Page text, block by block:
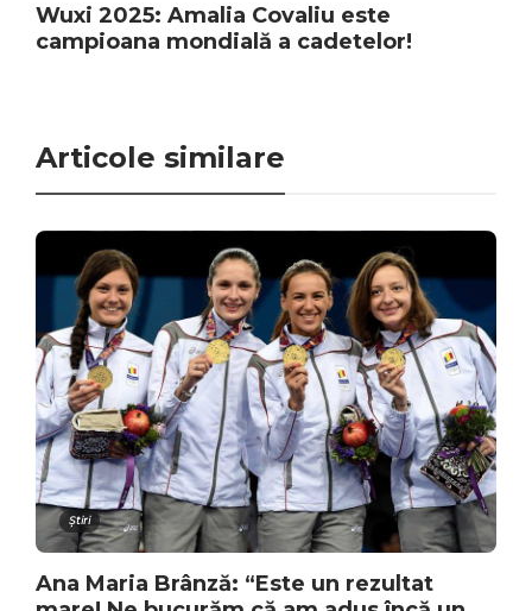
Wuxi 2025: Amalia Covaliu este
campioana mondială a cadetelor!
Articole similare
Știri
Ana Maria Brânză: “Este un rezultat